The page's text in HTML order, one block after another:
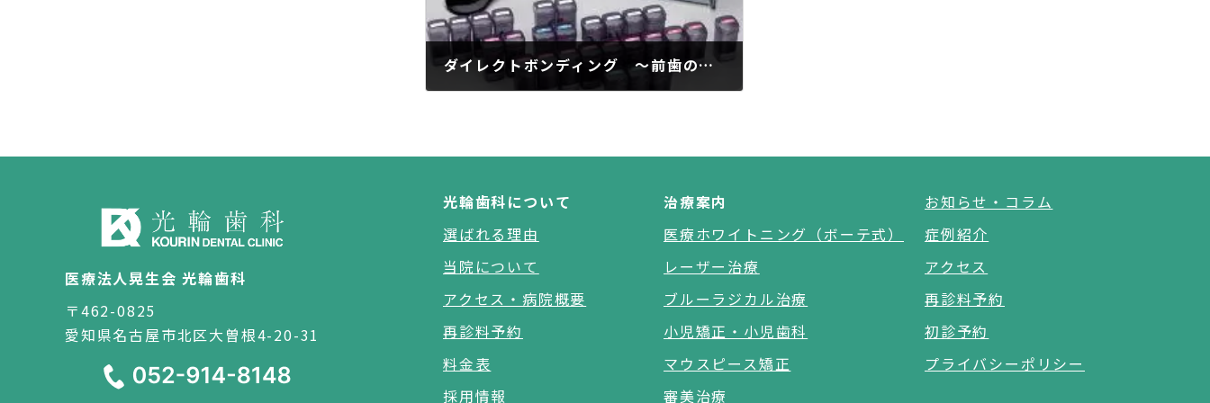
ダイレクトボンディング ～前歯の隙間～
2018年2月6日
医療法人晃生会 光輪歯科
〒462-0825
愛知県名古屋市北区大曽根4-20-31
光輪歯科について
選ばれる理由
当院について
アクセス・病院概要
再診料予約
料金表
採用情報
治療案内
医療ホワイトニング（ボーテ式）
レーザー治療
ブルーラジカル治療
小児矯正・小児歯科
マウスピース矯正
審美治療
お知らせ・コラム
症例紹介
アクセス
再診料予約
初診予約
プライバシーポリシー